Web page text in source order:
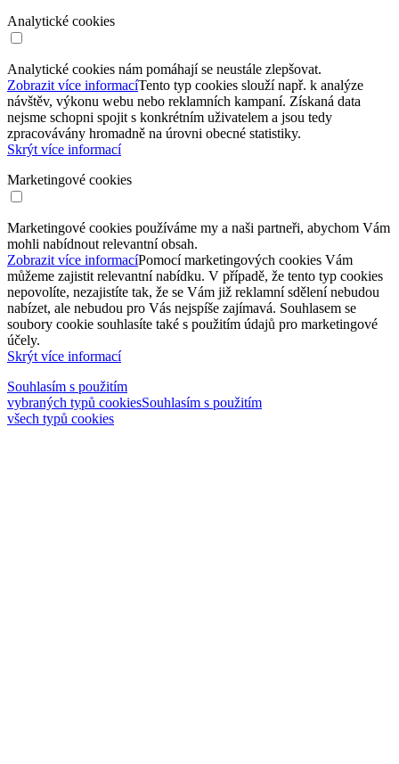
Analytické cookies
Analytické cookies nám pomáhají se neustále zlepšovat.
Zobrazit více informacíTento typ cookies slouží např. k analýze
návštěv, výkonu webu nebo reklamních kampaní. Získaná data
nejsme schopni spojit s konkrétním uživatelem a jsou tedy
zpracovávány hromadně na úrovni obecné statistiky.
Skrýt více informací
Marketingové cookies
Marketingové cookies používáme my a naši partneři, abychom Vám
mohli nabídnout relevantní obsah.
Zobrazit více informacíPomocí marketingových cookies Vám
můžeme zajistit relevantní nabídku. V případě, že tento typ cookies
nepovolíte, nezajistíte tak, že se Vám již reklamní sdělení nebudou
nabízet, ale nebudou pro Vás nejspíše zajímavá. Souhlasem se
soubory cookie souhlasíte také s použitím údajů pro marketingové
účely.
Skrýt více informací
Souhlasím s použitím
vybraných typů cookiesSouhlasím s použitím
všech typů cookies